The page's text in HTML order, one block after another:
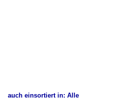
auch einsortiert in: Alle